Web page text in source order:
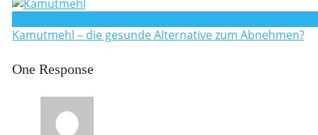
Kamutmehl – die gesunde Alternative zum Abnehmen?
One Response